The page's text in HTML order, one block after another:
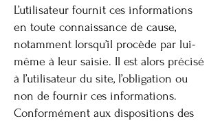
L’utilisateur fournit ces informations
en toute connaissance de cause,
notamment lorsqu’il procède par lui-
même à leur saisie. Il est alors précisé
à l’utilisateur du site, l’obligation ou
non de fournir ces informations.
Conformément aux dispositions des